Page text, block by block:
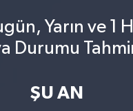
Yarın ve 1
Durumu
ŞU AN